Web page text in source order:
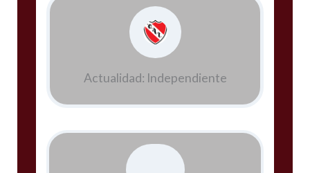
Actualidad: Independiente